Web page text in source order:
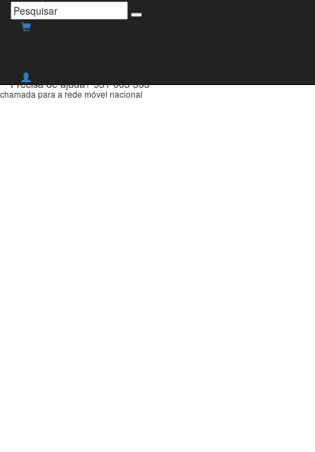
Envio grátis para Portugal
Precisa de ajuda? 931 603 333
chamada para a rede móvel nacional